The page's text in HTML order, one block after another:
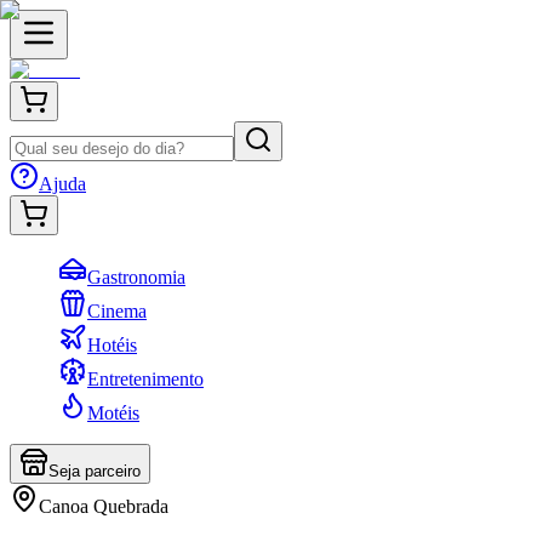
Ajuda
Gastronomia
Cinema
Hotéis
Entretenimento
Motéis
Seja parceiro
Canoa Quebrada